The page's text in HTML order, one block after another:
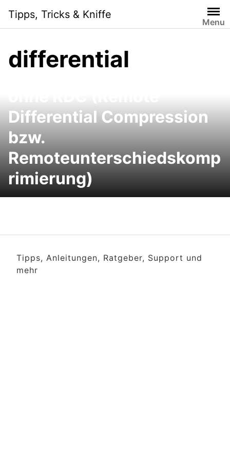
content
Tipps, Tricks & Kniffe
Menu
differential
Windows 7 und Vista:
Differential Compression
bzw.
Remoteunterschiedskomp
rimierung)
Tipps, Anleitungen, Ratgeber, Support und
mehr